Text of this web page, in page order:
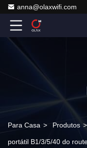
anna@olaxwifi.com
Para Casa > Produtos >
portátil B1/3/5/40 do